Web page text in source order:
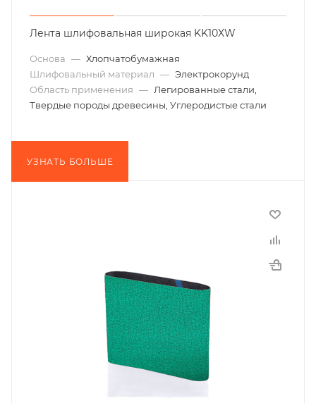
Лента шлифовальная широкая KK10XW
Основа — Хлопчатобумажная
Шлифовальный материал — Электрокорунд
Область применения — Легированные стали,
Твердые породы древесины, Углеродистые стали
УЗНАТЬ БОЛЬШЕ